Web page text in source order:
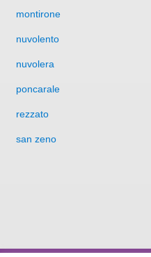
montirone
nuvolento
nuvolera
poncarale
rezzato
san zeno